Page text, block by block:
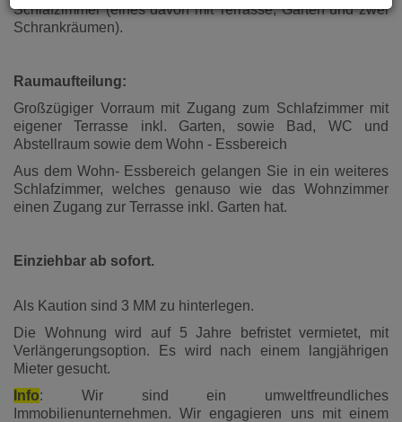
Schlafzimmer (eines davon mit Terrasse, Garten und zwei
Schrankräumen).
Raumaufteilung:
Großzügiger Vorraum mit Zugang zum Schlafzimmer mit
eigener Terrasse inkl. Garten, sowie Bad, WC und
Abstellraum sowie dem Wohn - Essbereich
Aus dem Wohn- Essbereich gelangen Sie in ein weiteres
Schlafzimmer, welches genauso wie das Wohnzimmer
einen Zugang zur Terrasse inkl. Garten hat.
Einziehbar ab sofort.
Als Kaution sind 3 MM zu hinterlegen.
Die Wohnung wird auf 5 Jahre befristet vermietet, mit
Verlängerungsoption. Es wird nach einem langjährigen
Mieter gesucht.
Info: Wir sind ein umweltfreundliches
Immobilienunternehmen. Wir engagieren uns mit einem